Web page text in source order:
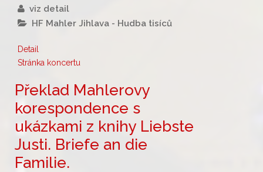
viz detail
HF Mahler Jihlava - Hudba tisíců
Detail
Stránka koncertu
Překlad Mahlerovy
korespondence s
ukázkami z knihy Liebste
Justi. Briefe an die
Familie.